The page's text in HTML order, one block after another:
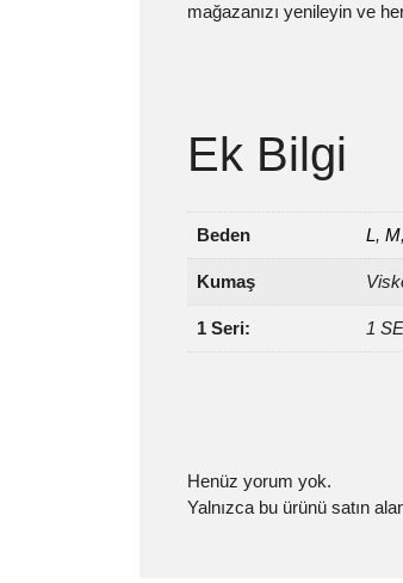
mağazanızı yenileyin ve
Ek Bilgi
Beden L, M,
Kumaş
1 Seri: 1
Henüz yorum yok.
Yalnızca bu ürünü satın